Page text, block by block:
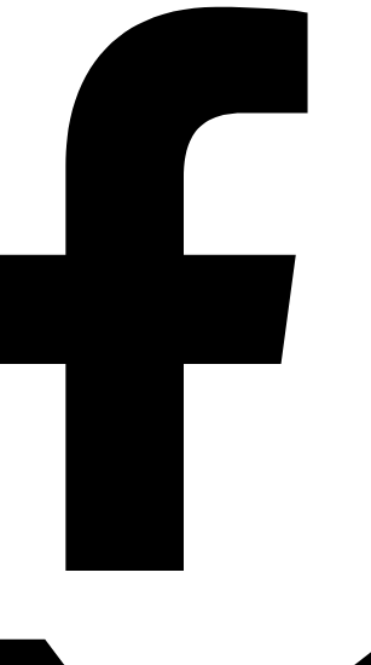
Primavera Árabe, que pasó de una
populares espontáneas a
de la estabilidad y la seguridad.
a un grupo de jóvenes árabes,
fueron publicados este martes,
Iraq, Yemen, Libia y Túnez.